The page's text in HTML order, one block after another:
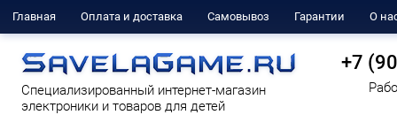
Главная Оплата и доставка Самовывоз Гарантии О
Cпециализированный интернет-магазин
электроники и товаров для детей
+7